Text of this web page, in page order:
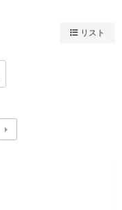
リスト